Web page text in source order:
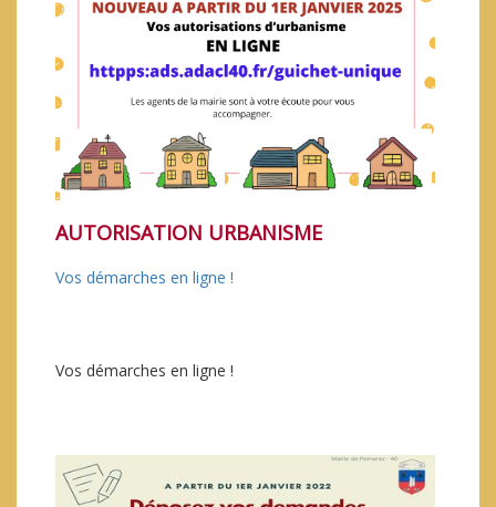
AUTORISATION URBANISME
Vos démarches en ligne !
Vos démarches en ligne !
FAIRE LA FÊTE SANS COVID
LOTISSEMENTS À POMAREZ